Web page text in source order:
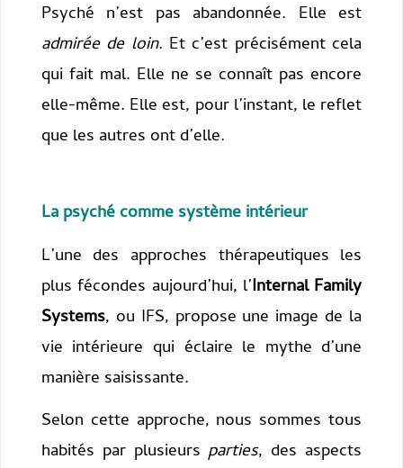
Psyché n’est pas abandonnée. Elle est
admirée de loin. Et c’est précisément cela
qui fait mal. Elle ne se connaît pas encore
elle-même. Elle est, pour l’instant, le reflet
que les autres ont d’elle.
La psyché comme système intérieur
L’une des approches thérapeutiques les
plus fécondes aujourd’hui, l’Internal Family
Systems, ou IFS, propose une image de la
vie intérieure qui éclaire le mythe d’une
manière saisissante.
Selon cette approche, nous sommes tous
habités par plusieursparties, des aspects